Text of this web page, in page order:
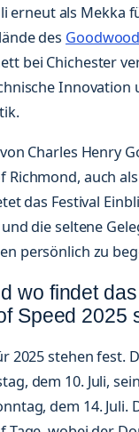
erneut als Mekka
des
bei Chichester
Innovation
Charles Henry
Richmond, auch als
das Festival
die seltene
persönlich zu
wo findet
Speed 2025
2025 stehen fest.
dem 10. Juli,
dem 14. Juli.